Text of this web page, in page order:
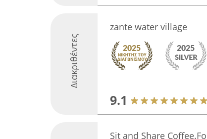
Διακριθέντες
zante water village
9.1
Sit and Share